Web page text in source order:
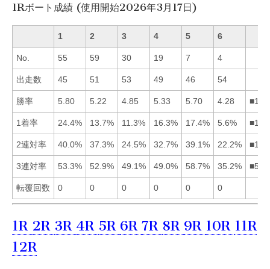
1Rボート成績 (使用開始2026年3月17日)
1 2 3 4 5 6
No. 55 59 30 19 7 4
出走数 45 51 53 49 46 54
勝率 5.80 5.22 4.85 5.33 5.70 4.28
1着率 24.4% 13.7% 11.3% 16.3% 17.4% 5.6%
2連対率 40.0% 37.3% 24.5% 32.7% 39.1% 22.2%
3連対率 53.3% 52.9% 49.1% 49.0% 58.7% 35.2%
転覆回数 0 0 0 0 0 0
1R 2R 3R 4R 5R 6R 7R 8R 9R 10R 11R
12R